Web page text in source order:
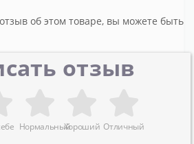
об этом товаре, вы можете быть
отзыв
НормальныйХороший Отличный